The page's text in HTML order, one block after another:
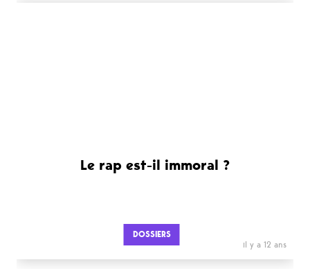
Le rap est-il immoral ?
DOSSIERS
il y a 12 ans